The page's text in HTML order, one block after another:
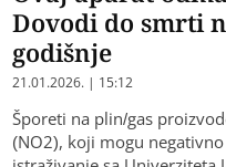
Dovodi do smrti
godišnje
21.01.2026. | 15:12
Šporeti na plin/gas
(NO2), koji mogu